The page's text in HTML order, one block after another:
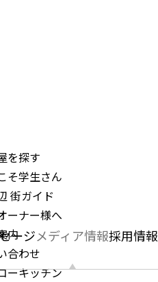
を探す
そ学生さん
街ガイド
ーナー様へ
内
合わせ
ーキッチン
ージメディア情報採用情報